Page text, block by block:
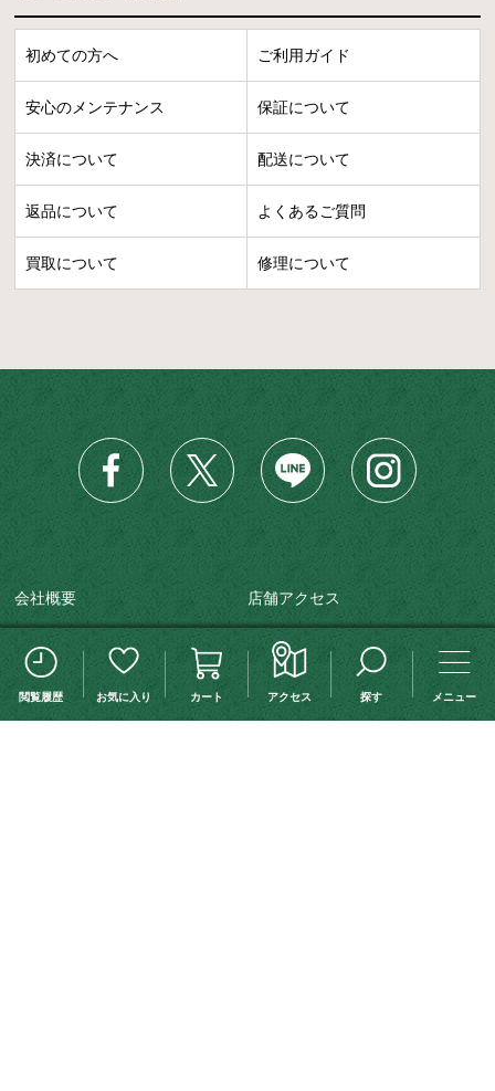
初めての方へ ご利用ガイド
安心のメンテナンス 保証について
決済について 配送について
返品について よくあるご質問
買取について 修理について
会社概要 店舗アクセス
プライバシーポリシー
閲覧履歴 お気に入り カート アクセス 探す メニュー
この検索条件を保存する 検索条件変更